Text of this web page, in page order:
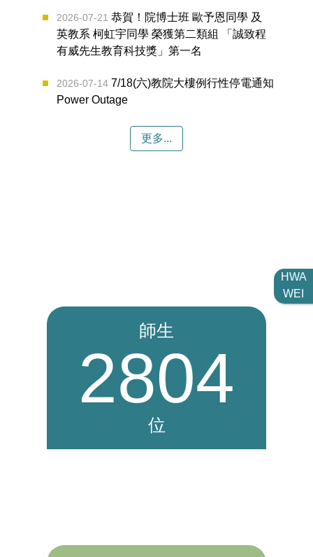
HWA
WEI
2026-07-21 恭賀！院博士班 歐予恩同學 及
英教系 柯虹宇同學 榮獲第二類組 「誠致程
有威先生教育科技獎」第一名
2026-07-14 7/18(六)教院大樓例行性停電通知
Power Outage
更多...
師生
2804
位